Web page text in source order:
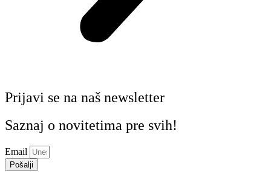
Prijavi se na naš newsletter
Saznaj o novitetima pre svih!
Email
Pošalji